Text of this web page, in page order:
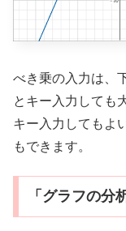
べき乗の入力は、
とキー入力しても
キー入力してもよ
もできます。
「グラフの分